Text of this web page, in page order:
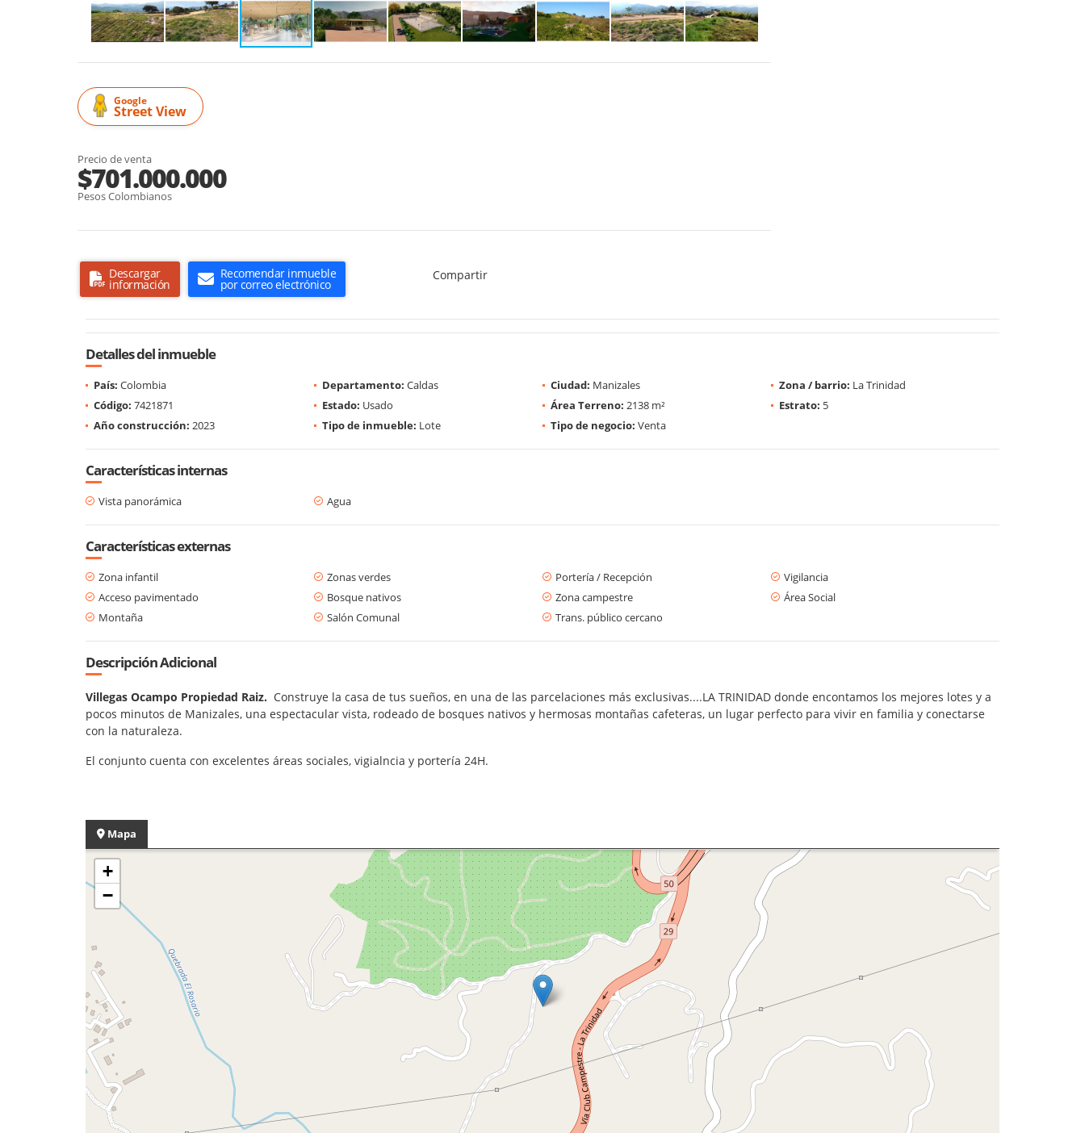
Google
Street View
Precio de venta
$701.000.000
Pesos Colombianos
Descargar
información
Recomendar inmueble
por correo electrónico
Compartir
Detalles del inmueble
País: Colombia Departamento: Caldas Ciudad: Manizales Zona / barrio: La Trinidad
Código: 7421871 Estado: Usado Área Terreno: 2138 m² Estrato: 5
Año construcción: 2023 Tipo de inmueble: Lote Tipo de negocio: Venta
Características internas
Vista panorámica Agua
Características externas
Zona infantil Zonas verdes Portería / Recepción
Vigilancia
Acceso pavimentado
Bosque nativos Zona campestre
Área Social
Montaña
Salón Comunal Trans. público cercano
Descripción Adicional
Villegas Ocampo Propiedad Raiz. Construye la casa de tus sueños, en una de las parcelaciones más exclusivas....LA TRINIDAD donde encontamos los mejores lotes y a
pocos minutos de Manizales, una espectacular vista, rodeado de bosques nativos y hermosas montañas cafeteras, un lugar perfecto para vivir en familia y conectarse
con la naturaleza.
El conjunto cuenta con excelentes áreas sociales, vigialncia y portería 24H.
Mapa
+
−